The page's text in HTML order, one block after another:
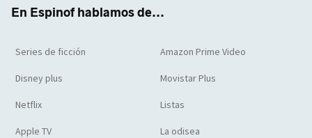
En Espinof hablamos de...
Series de ficción Amazon Prime Video
Disney plus Movistar Plus
Netflix Listas
Apple TV La odisea